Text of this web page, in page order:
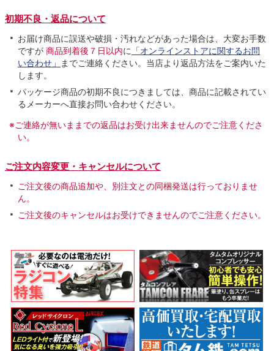
初期不良・返品について
お届け商品に誤送や破損・汚れなどがあった場合は、大変お手数
ですが 商品到着後７日以内に 「オンラインストアに関するお問
い合わせ」
までご連絡ください。当店より返品方法をご案内いた
します。
パッケージ商品の初期不良につきましては、商品に記載されてい
るメーカーへ直接お問い合わせください。
※ご連絡が無いままでの返品はお受け出来ませんのでご注意くださ
い。
ご注文内容変更・キャンセルについて
ご注文後の商品追加や、別注文との同梱発送は行っておりませ
ん。
ご注文後のキャンセルはお受けできませんのでご注意ください。